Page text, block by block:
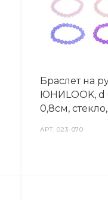
Браслет на
ЮНИLOOK, d
0,8см,
АРТ.023-070